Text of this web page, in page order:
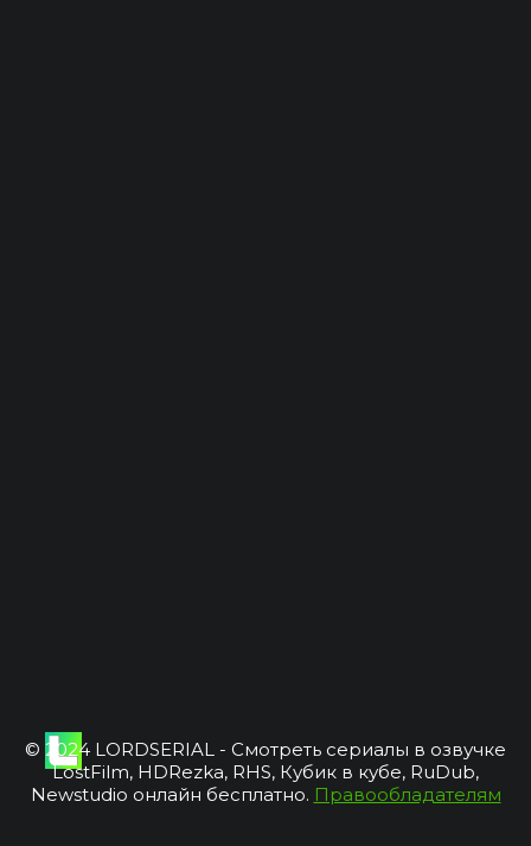
© 2024 LORDSERIAL - Смотреть сериалы в озвучке
LostFilm, HDRezka, RHS, Кубик в кубе, RuDub,
Newstudio онлайн бесплатно. Правообладателям